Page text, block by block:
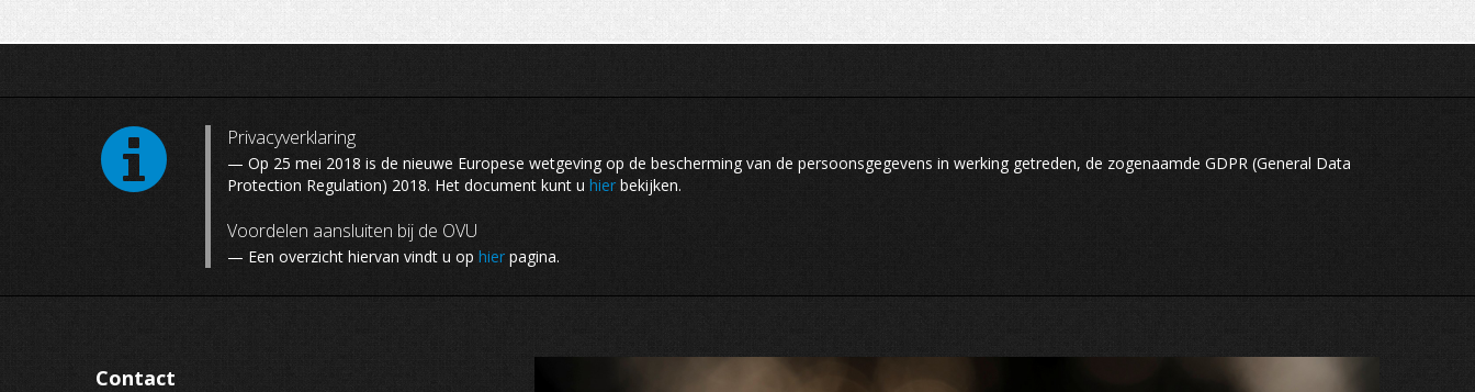
Privacyverklaring
— Op 25 mei 2018 is de nieuwe Europese wetgeving op de bescherming van de persoonsgegevens in werking getreden, de zogenaamde GDPR (General Data
Protection Regulation) 2018. Het document kunt u hier bekijken.
Voordelen aansluiten bij de OVU
— Een overzicht hiervan vindt u op hier pagina.
Contact